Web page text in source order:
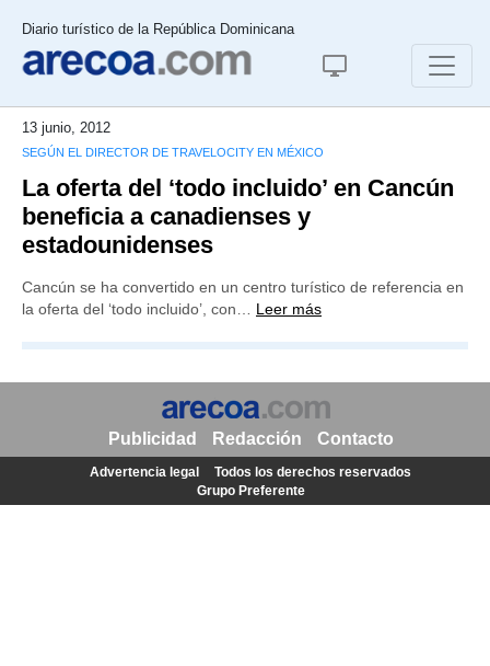
Diario turístico de la República Dominicana
13 junio, 2012
SEGÚN EL DIRECTOR DE TRAVELOCITY EN MÉXICO
La oferta del ‘todo incluido’ en Cancún
beneficia a canadienses y
estadounidenses
Cancún se ha convertido en un centro turístico de referencia en
la oferta del ‘todo incluido’, con… Leer más
Publicidad Redacción Contacto
Advertencia legal
Todos los derechos reservados
Grupo Preferente